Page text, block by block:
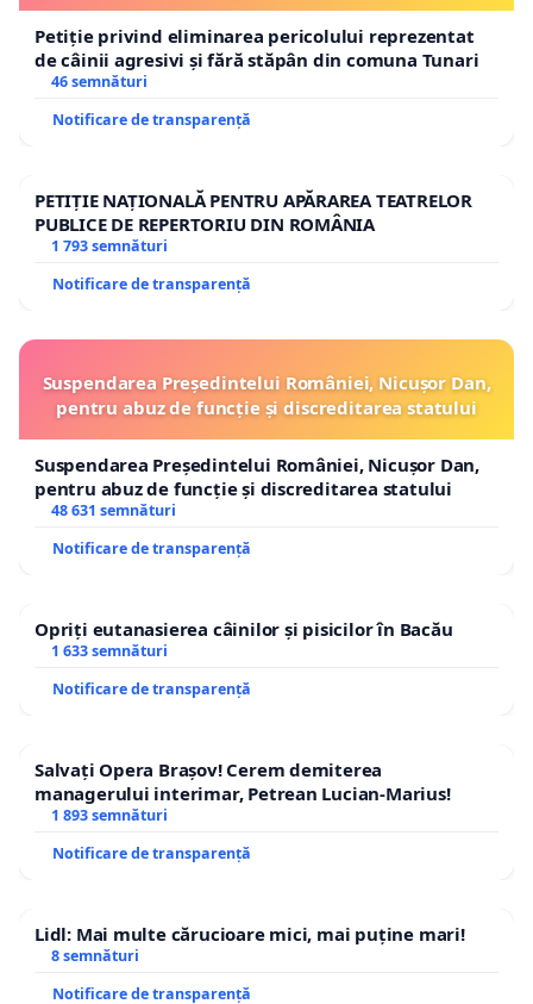
Petiție privind eliminarea pericolului reprezentat
de câinii agresivi și fără stăpân din comuna Tunari
46 semnături
Notificare de transparență
PETIȚIE NAȚIONALĂ PENTRU APĂRAREA TEATRELOR
PUBLICE DE REPERTORIU DIN ROMÂNIA
1 793 semnături
Notificare de transparență
Suspendarea Președintelui României, Nicușor Dan,
pentru abuz de funcție și discreditarea statului
Suspendarea Președintelui României, Nicușor Dan,
pentru abuz de funcție și discreditarea statului
48 631 semnături
Notificare de transparență
Opriți eutanasierea câinilor și pisicilor în Bacău
1 633 semnături
Notificare de transparență
Salvați Opera Brașov! Cerem demiterea
managerului interimar, Petrean Lucian-Marius!
1 893 semnături
Notificare de transparență
Lidl: Mai multe cărucioare mici, mai puține mari!
8 semnături
Notificare de transparență